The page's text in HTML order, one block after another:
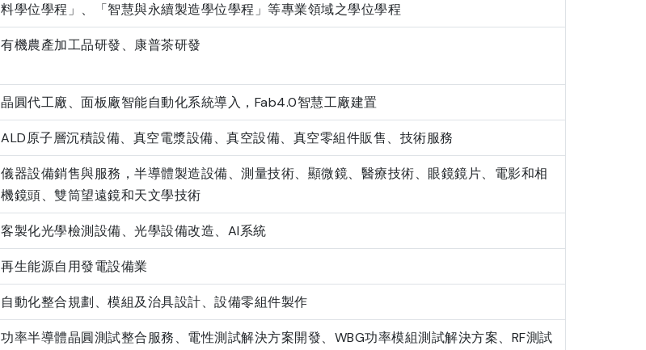
料學位學程」、「智慧與永續製造學位學程」等專業領域之學位學程
有機農產加工品研發、康普茶研發
晶圓代工廠、面板廠智能自動化系統導入，Fab4.0智慧工廠建置
ALD原子層沉積設備、真空電漿設備、真空設備、真空零組件販售、技術服務
儀器設備銷售與服務，半導體製造設備、測量技術、顯微鏡、醫療技術、眼鏡鏡片、電影和相
機鏡頭、雙筒望遠鏡和天文學技術
客製化光學檢測設備、光學設備改造、AI系統
再生能源自用發電設備業
自動化整合規劃、模組及治具設計、設備零組件製作
功率半導體晶圓測試整合服務、電性測試解決方案開發、WBG功率模組測試解決方案、RF測試